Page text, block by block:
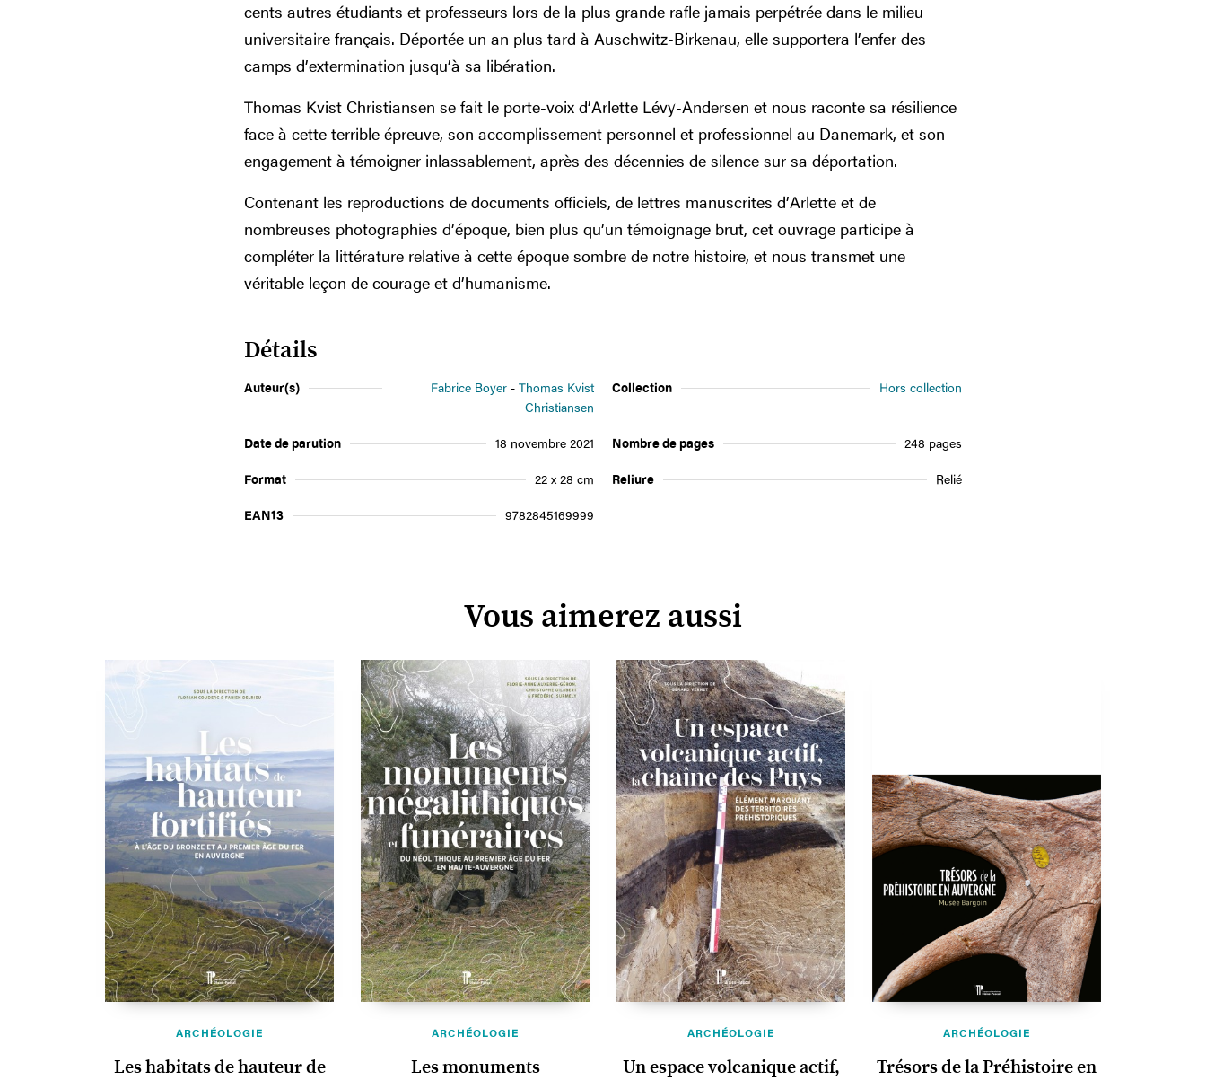
cents autres étudiants et professeurs lors de la plus grande rafle jamais perpétrée dans le milieu
universitaire français. Déportée un an plus tard à Auschwitz-Birkenau, elle supportera l’enfer des
camps d’extermination jusqu’à sa libération.
Thomas Kvist Christiansen se fait le porte-voix d’Arlette Lévy-Andersen et nous raconte sa résilience
face à cette terrible épreuve, son accomplissement personnel et professionnel au Danemark, et son
engagement à témoigner inlassablement, après des décennies de silence sur sa déportation.
Contenant les reproductions de documents officiels, de lettres manuscrites d’Arlette et de
nombreuses photographies d’époque, bien plus qu’un témoignage brut, cet ouvrage participe à
compléter la littérature relative à cette époque sombre de notre histoire, et nous transmet une
véritable leçon de courage et d’humanisme.
Détails
Auteur(s) Fabrice Boyer
Thomas Kvist
Christiansen
Collection Hors collection
Date de parution 18 novembre 2021 Nombre de pages 248 pages
Format 22 x 28 cm Reliure Relié
EAN13 9782845169999
Vous aimerez aussi
ARCHÉOLOGIE
Les habitats de hauteur de
ARCHÉOLOGIE
Les monuments
ARCHÉOLOGIE
Un espace volcanique actif,
ARCHÉOLOGIE
Trésors de la Préhistoire en